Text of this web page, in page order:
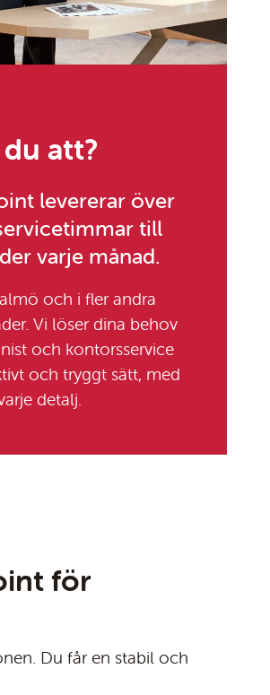
att?
levererar över
till
varje månad.
och i fler andra
Vi löser dina behov
och kontorsservice
och tryggt sätt, med
detalj.
för
Du får en stabil och